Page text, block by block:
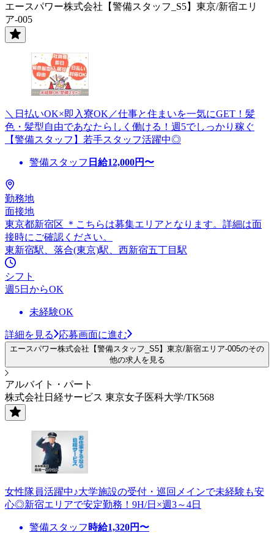
エースパワー株式会社【警備スタッフ_S5】東京/新宿エリ
ア-005
＼日払いOK×即入寮OK／仕事と住まいを一気にGET！髪
色・髪型自由であなたらしく働ける！週5でしっかり稼ぐ
【警備スタッフ】若手スタッフ活躍中◎
警備スタッフ 日給12,000円〜
勤務地
面接地
東京都新宿区 ＊こちらは募集エリアとなります。詳細は面
接時にご確認ください。
東新宿駅、落合(東京)駅、西新宿五丁目駅
シフト
週5日からOK
未経験OK
詳細を見る 応募画面に進む
エースパワー株式会社【警備スタッフ_S5】東京/新宿エリア-005のその
他の求人を見る
アルバイト・パート
株式会社日経サービス 東京女子医科大学/TK568
女性隊員活躍中♪大学施設の受付・巡回メインで未経験も安
心◎新宿エリアで安定勤務！9H/日×週3～4日
警備スタッフ 時給1,320円〜